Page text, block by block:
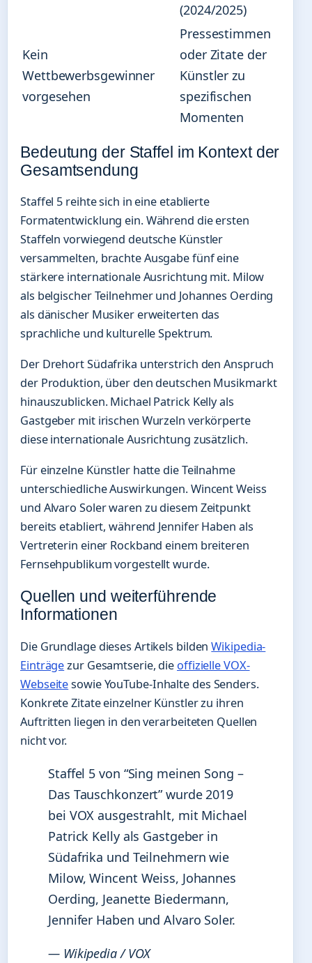
(2024/2025)
Kein
Wettbewerbsgewinner
vorgesehen
Pressestimmen
oder Zitate der
Künstler zu
spezifischen
Momenten
Bedeutung der Staffel im Kontext der
Gesamtsendung
Staffel 5 reihte sich in eine etablierte
Formatentwicklung ein. Während die ersten
Staffeln vorwiegend deutsche Künstler
versammelten, brachte Ausgabe fünf eine
stärkere internationale Ausrichtung mit. Milow
als belgischer Teilnehmer und Johannes Oerding
als dänischer Musiker erweiterten das
sprachliche und kulturelle Spektrum.
Der Drehort Südafrika unterstrich den Anspruch
der Produktion, über den deutschen Musikmarkt
hinauszublicken. Michael Patrick Kelly als
Gastgeber mit irischen Wurzeln verkörperte
diese internationale Ausrichtung zusätzlich.
Für einzelne Künstler hatte die Teilnahme
unterschiedliche Auswirkungen. Wincent Weiss
und Alvaro Soler waren zu diesem Zeitpunkt
bereits etabliert, während Jennifer Haben als
Vertreterin einer Rockband einem breiteren
Fernsehpublikum vorgestellt wurde.
Quellen und weiterführende
Informationen
Die Grundlage dieses Artikels bildenWikipedia-
Einträgezur Gesamtserie, die offizielle VOX-
Webseitesowie YouTube-Inhalte des Senders.
Konkrete Zitate einzelner Künstler zu ihren
Auftritten liegen in den verarbeiteten Quellen
nicht vor.
Staffel 5 von “Sing meinen Song –
Das Tauschkonzert” wurde 2019
bei VOX ausgestrahlt, mit Michael
Patrick Kelly als Gastgeber in
Südafrika und Teilnehmern wie
Milow, Wincent Weiss, Johannes
Oerding, Jeanette Biedermann,
Jennifer Haben und Alvaro Soler.
— Wikipedia / VOX